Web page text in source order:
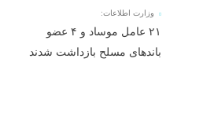
وزارت اطلاعات:
۲۱ عامل موساد و ۴ عضو
باند‌های مسلح بازداشت شدند